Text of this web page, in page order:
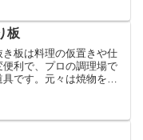
おかず」と...
板
板は料理の仮置きや仕
利で、プロの調理場で
です。元々は焼物を置
す。しかし...